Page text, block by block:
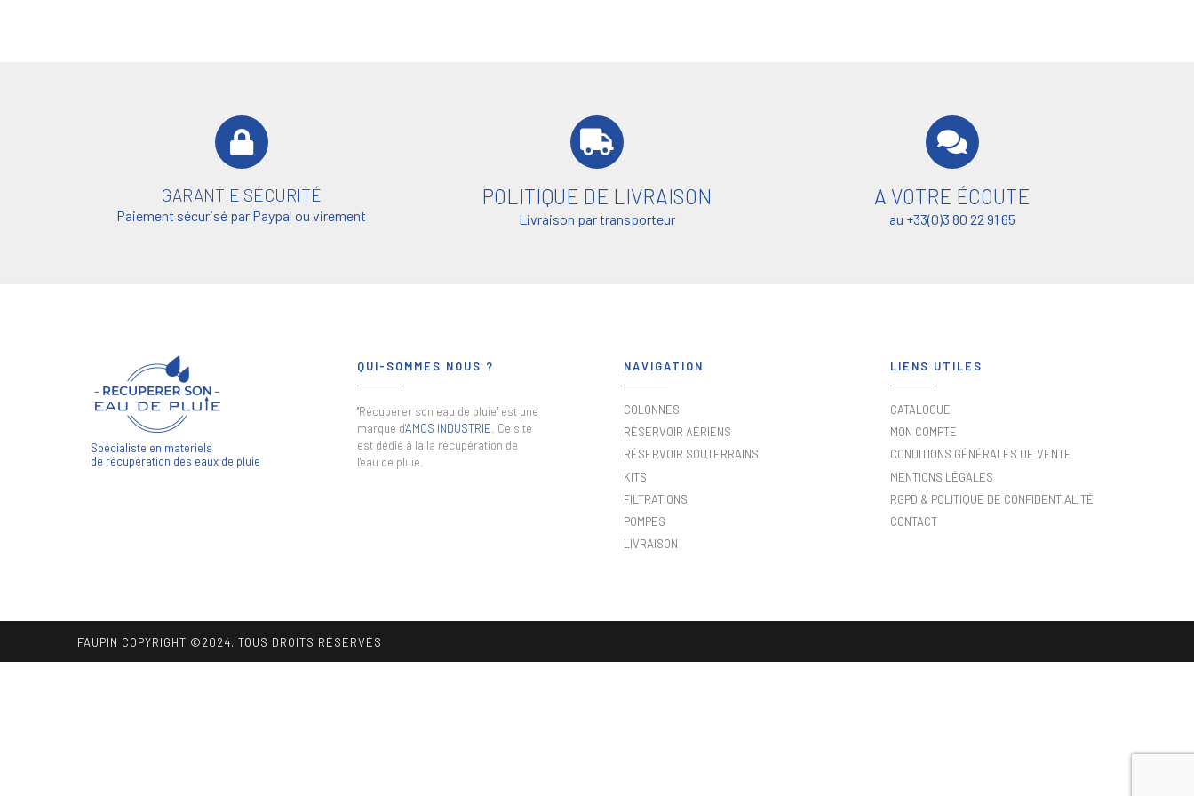
GARANTIE SÉCURITÉ
Paiement sécurisé par Paypal ou virement
POLITIQUE DE LIVRAISON
Livraison par transporteur
A VOTRE ÉCOUTE
au +33(0)3 80 22 91 65
Spécialiste en matériels
de récupération des eaux de pluie
QUI-SOMMES NOUS ?
"Récupérer son eau de pluie" est une
marque d'AMOS INDUSTRIE . Ce site
est dédié à la la récupération de
l'eau de pluie.
NAVIGATION
COLONNES
RÉSERVOIR AÉRIENS
RÉSERVOIR SOUTERRAINS
KITS
FILTRATIONS
POMPES
LIVRAISON
LIENS UTILES
CATALOGUE
MON COMPTE
CONDITIONS GÉNÉRALES DE VENTE
MENTIONS LÉGALES
RGPD & POLITIQUE DE CONFIDENTIALITÉ
CONTACT
FAUPIN COPYRIGHT ©2024. TOUS DROITS RÉSERVÉS